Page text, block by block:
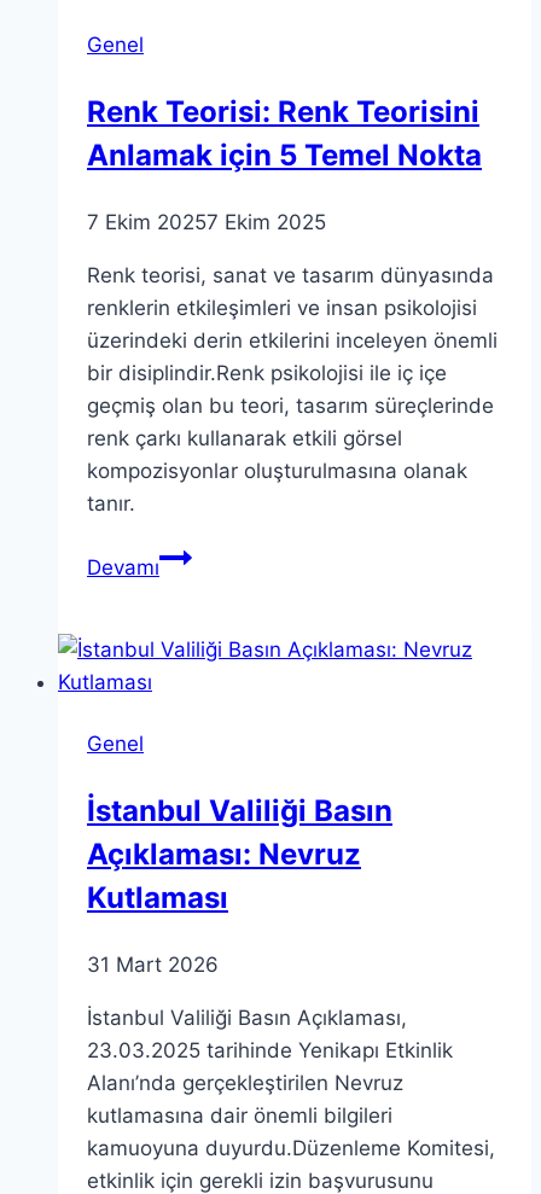
Genel
Renk Teorisi: Renk Teorisini
Anlamak için 5 Temel Nokta
7 Ekim 20257 Ekim 2025
Renk teorisi, sanat ve tasarım dünyasında
renklerin etkileşimleri ve insan psikolojisi
üzerindeki derin etkilerini inceleyen önemli
bir disiplindir.Renk psikolojisi ile iç içe
geçmiş olan bu teori, tasarım süreçlerinde
renk çarkı kullanarak etkili görsel
kompozisyonlar oluşturulmasına olanak
tanır.
DevamıRenk
Teorisini
Nokta
Genel
İstanbul Valiliği Basın
Açıklaması: Nevruz
Kutlaması
31 Mart 2026
İstanbul Valiliği Basın Açıklaması,
23.03.2025 tarihinde Yenikapı Etkinlik
Alanı’nda gerçekleştirilen Nevruz
kutlamasına dair önemli bilgileri
kamuoyuna duyurdu.Düzenleme Komitesi,
etkinlik için gerekli izin başvurusunu